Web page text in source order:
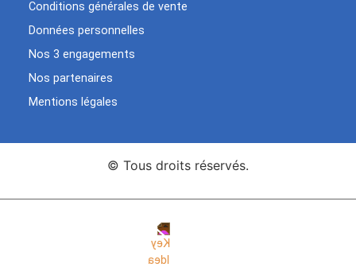
Conditions générales de vente
Données personnelles
Nos 3 engagements
Nos partenaires
Mentions légales
© Tous droits réservés.